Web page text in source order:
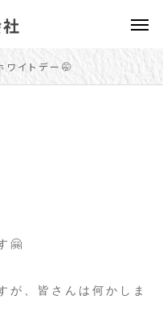
ワイトデー🤭
🤗
が、皆さんは何かしま